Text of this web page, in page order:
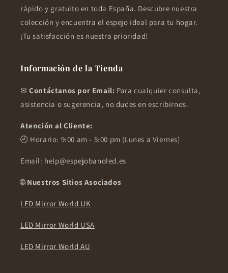
rápido y gratuito en toda España. Descubre nuestra
colección y encuentra el espejo ideal para tu hogar.
¡Tu satisfacción es nuestra prioridad!
Información de la Tienda
✉Contáctanos por Email: Para cualquier consulta,
asistencia o sugerencia, no dudes en escribirnos.
Atención al Cliente:
🕘 Horario: 9:00 am - 5:00 pm (Lunes a Viernes)
Email: help@espejobanoled.es
🌐Nuestros Sitios Asociados
LED Mirror World UK
LED Mirror World USA
LED Mirror World AU